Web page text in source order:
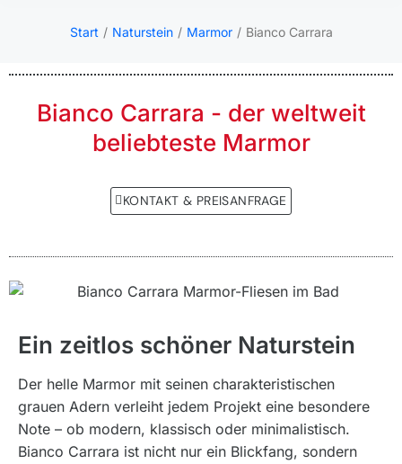
Sie befinden sich hier:
Start Naturstein Marmor Bianco Carrara
Bianco Carrara - der weltweit
beliebteste Marmor
KONTAKT & PREISANFRAGE
Ein zeitlos schöner Naturstein
Der helle Marmor mit seinen charakteristischen
grauen Adern verleiht jedem Projekt eine besondere
Note – ob modern, klassisch oder minimalistisch.
Bianco Carrara ist nicht nur ein Blickfang, sondern